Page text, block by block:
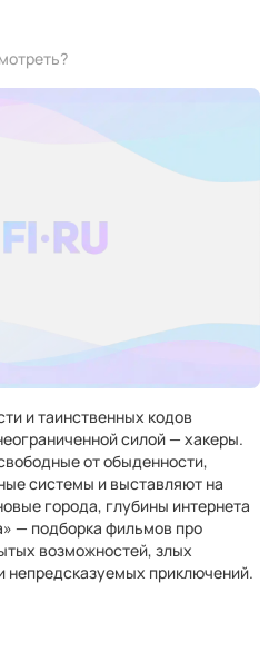
и таинственных кодов
силой — хакеры.
от обыденности,
системы и выставляют на
города, глубины интернета
— подборка фильмов про
возможностей, злых
непредсказуемых приключений.